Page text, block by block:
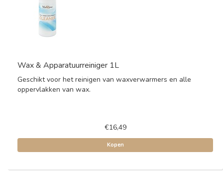
Wax & Apparatuurreiniger 1L
Geschikt voor het reinigen van waxverwarmers en alle
oppervlakken van wax.
€16,49
Kopen